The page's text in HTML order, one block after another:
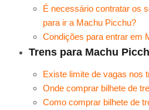
É necessário contratar os
para ir a Machu Picchu?
Condições para entrar em
Trens para Machu
Existe limite de vagas nos
Onde comprar bilhete de
Como comprar bilhete de